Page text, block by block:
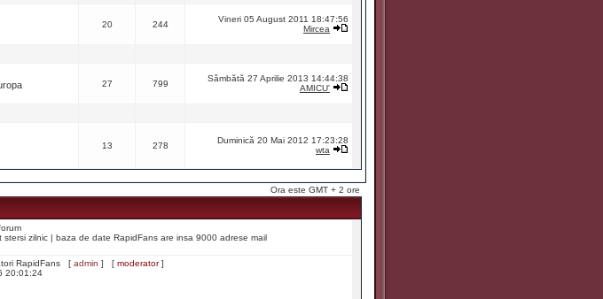
20 244
Vineri 05 August 2011 18:47:56
Mircea
27 799
Sâmbătă 27 Aprilie 2013 14:44:38
AMICU'
13 278
Duminică 20 Mai 2012 17:23:28
wta
Ora este GMT + 2 ore
zilnic | baza de date RapidFans are insa 9000 adrese mail
RapidFans [ admin ] [ moderator]
20:01:24